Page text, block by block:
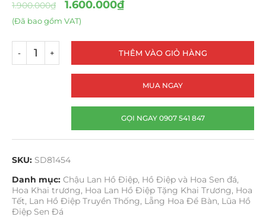
1.900.000₫ 1.600.000₫
(Đã bao gồm VAT)
THÊM VÀO GIỎ HÀNG
MUA NGAY
GỌI NGAY 0907 541 847
SKU: SD81454
Danh mục: Chậu Lan Hồ Điệp, Hồ Điệp và Hoa Sen đá,
Hoa Khai trương, Hoa Lan Hồ Điệp Tặng Khai Trương, Hoa
Tết, Lan Hồ Điệp Truyền Thống, Lẵng Hoa Để Bàn, Lũa Hồ
Điệp Sen Đá